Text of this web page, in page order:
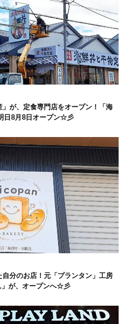
」が、定食専門店をオープン！「海
日8月8日オープン☆彡
自分のお店！元「プランタン」工房
が、オープンへ☆彡